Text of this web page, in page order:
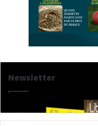
Newsletter